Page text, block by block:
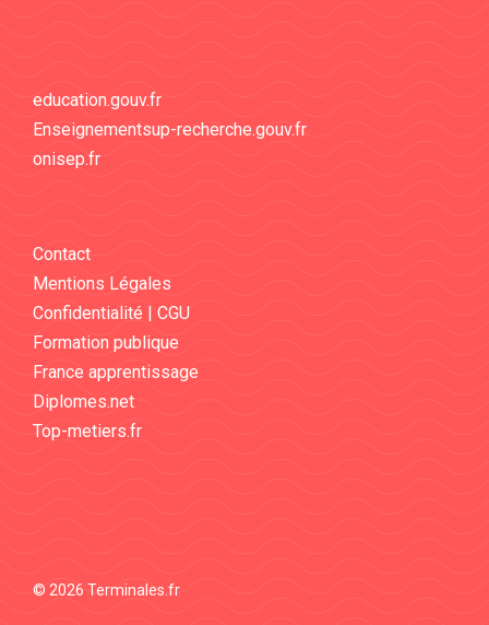
education.gouv.fr
Enseignementsup-recherche.gouv.fr
onisep.fr
Contact
Mentions Légales
Confidentialité | CGU
Formation publique
France apprentissage
Diplomes.net
Top-metiers.fr
© 2026 Terminales.fr